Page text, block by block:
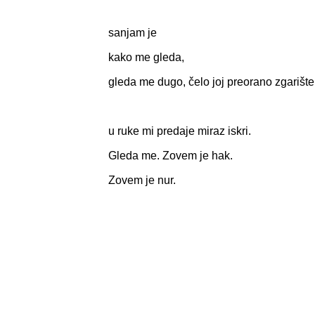
sanjam je
kako me gleda,
gleda me dugo, čelo joj preorano
u ruke mi predaje miraz iskri.
Gleda me. Zovem je hak.
Zovem je nur.